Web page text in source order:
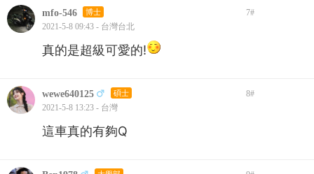
mfo-546 博士 7#
2021-5-8 09:43 - 台灣台北
真的是超級可愛的!
wewe640125 碩士 8#
2021-5-8 13:23 - 台灣
這車真的有夠Q